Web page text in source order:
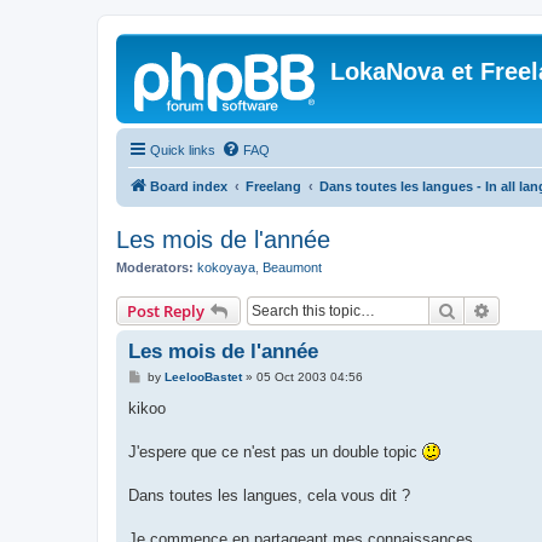
LokaNova et
Quick links FAQ
Board index Freelang Dans toutes les langues - In all
Les mois de l'année
Moderators: kokoyaya Beaumont
Post Reply Search
Les mois de l'année
P
s
by LeelooBastet» 05 Oct 2003 04:56
kikoo
J'espere que ce n'est pas un double topic
Dans toutes les langues, cela vous dit ?